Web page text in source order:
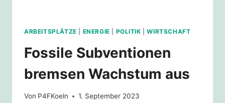
ARBEITSPLÄTZE ENERGIE POLITIK |WIRTSCHAFT
Fossile Subventionen
bremsen Wachstum aus
Von P4FKoeln 1. September 2023